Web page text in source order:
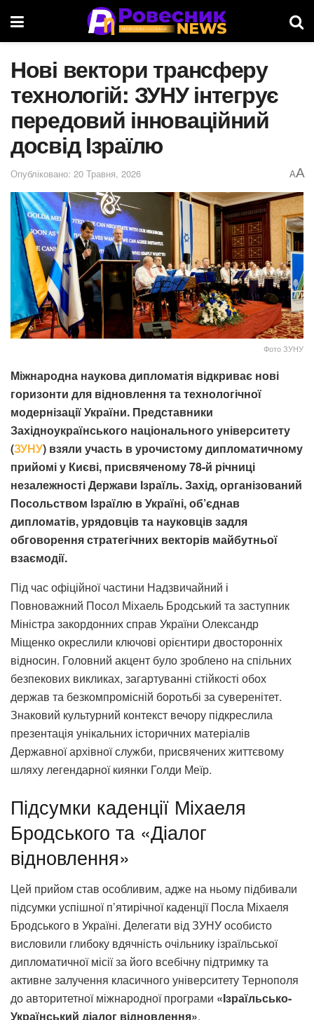
Нові вектори трансферу
технологій: ЗУНУ інтегрує
передовий інноваційний
досвід Ізраїлю
Опубліковано: 20 Травня, 2026 AA
Фото ЗУНУ
Міжнародна наукова дипломатія відкриває нові
горизонти для відновлення та технологічної
модернізації України. Представники
Західноукраїнського національного університету
(ЗУНУ) взяли участь в урочистому дипломатичному
прийомі у Києві, присвяченому 78-й річниці
незалежності Держави Ізраїль. Захід, організований
Посольством Ізраїлю в Україні, об’єднав
дипломатів, урядовців та науковців задля
обговорення стратегічних векторів майбутньої
взаємодії.
Під час офіційної частини Надзвичайний і
Повноважний Посол Міхаель Бродський та заступник
Міністра закордонних справ України Олександр
Міщенко окреслили ключові орієнтири двосторонніх
відносин. Головний акцент було зроблено на спільних
безпекових викликах, загартуванні стійкості обох
держав та безкомпромісній боротьбі за суверенітет.
Знаковий культурний контекст вечору підкреслила
презентація унікальних історичних матеріалів
Державної архівної служби, присвячених життєвому
шляху легендарної киянки Голди Меїр.
Підсумки каденції Міхаеля
Бродського та «Діалог
відновлення»
Цей прийом став особливим, адже на ньому підбивали
підсумки успішної п’ятирічної каденції Посла Міхаеля
Бродського в Україні. Делегати від ЗУНУ особисто
висловили глибоку вдячність очільнику ізраїльської
дипломатичної місії за його всебічну підтримку та
активне залучення класичного університету Тернополя
до авторитетної міжнародної програми «Ізраїльсько-
Український діалог відновлення».